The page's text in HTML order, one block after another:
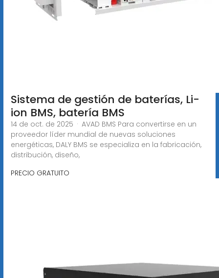
Sistema de gestión de baterías, Li-
ion BMS, batería BMS
14 de oct. de 2025 · AVAD BMS Para convertirse en un
proveedor líder mundial de nuevas soluciones
energéticas, DALY BMS se especializa en la fabricación,
distribución, diseño,
PRECIO GRATUITO